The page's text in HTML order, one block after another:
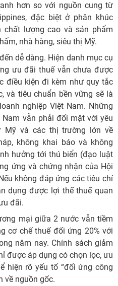
hơn so với nguồn cung từ
đặc biệt ở phân khúc
chất lượng cao và sản phẩm
nhà hàng, siêu thị Mỹ.
dễ dàng. Hiện danh mục cụ
ưu đãi thuế vẫn chưa được
điều kiện đi kèm như quy tắc
và tiêu chuẩn bền vững sẽ là
nghiệp Việt Nam. Những
vẫn phải đối mặt với yêu
Mỹ và các thị trường lớn về
không khai báo và không
hưởng tới thú biển (đạo luật
ứng và chứng nhận của Hội
không đáp ứng các tiêu chí
dụng được lợi thế thuế quan
đãi.
mại giữa 2 nước vẫn tiềm
cơ chế thuế đối ứng 20% với
năm nay. Chính sách giảm
được áp dụng có chọn lọc, ưu
hiện rõ yếu tố “đối ứng công
về nguồn gốc.